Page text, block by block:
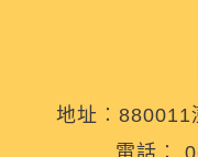
地址︰880011
電話︰